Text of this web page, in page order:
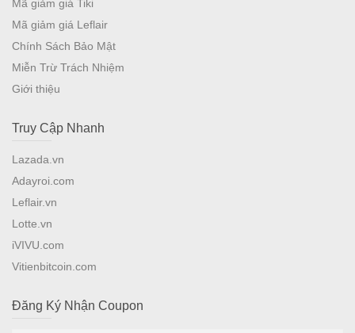
Mã giảm giá Tiki
Mã giảm giá Leflair
Chính Sách Bảo Mật
Miễn Trừ Trách Nhiệm
Giới thiệu
Truy Cập Nhanh
Lazada.vn
Adayroi.com
Leflair.vn
Lotte.vn
iVIVU.com
Vitienbitcoin.com
Đăng Ký Nhận Coupon